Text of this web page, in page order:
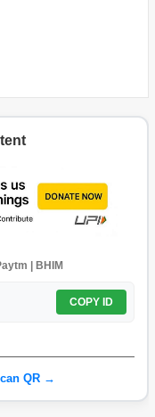
| BHIM
COPY ID
QR →